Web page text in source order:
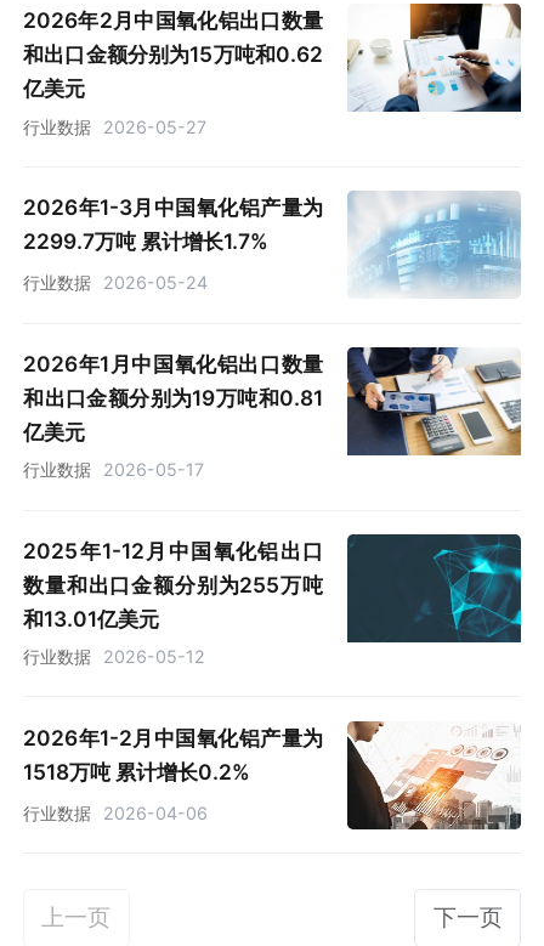
2026年2月中国氧化铝出口数量
和出口金额分别为15万吨和0.62
亿美元
行业数据 2026-05-27
2026年1-3月中国氧化铝产量为
2299.7万吨 累计增长1.7%
行业数据 2026-05-24
2026年1月中国氧化铝出口数量
和出口金额分别为19万吨和0.81
亿美元
行业数据 2026-05-17
2025年1-12月中国氧化铝出口
数量和出口金额分别为255万吨
和13.01亿美元
行业数据 2026-05-12
2026年1-2月中国氧化铝产量为
1518万吨 累计增长0.2%
行业数据 2026-04-06
上一页 下一页